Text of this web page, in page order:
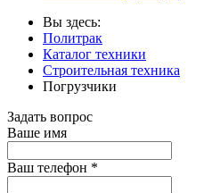
Вы здесь:
Политрак
Каталог техники
Строительная техника
Погрузчики
Задать вопрос
Ваше имя
Ваш телефон *